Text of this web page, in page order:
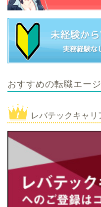
おすすめの転職エー
レバテックキャリ